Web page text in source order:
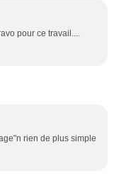
pour ce travail....
rien de plus simple